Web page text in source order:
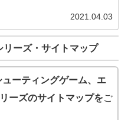
2021.04.03
リーズ・サイトマップ
ーティングゲーム、エ
ーズのサイトマップをご